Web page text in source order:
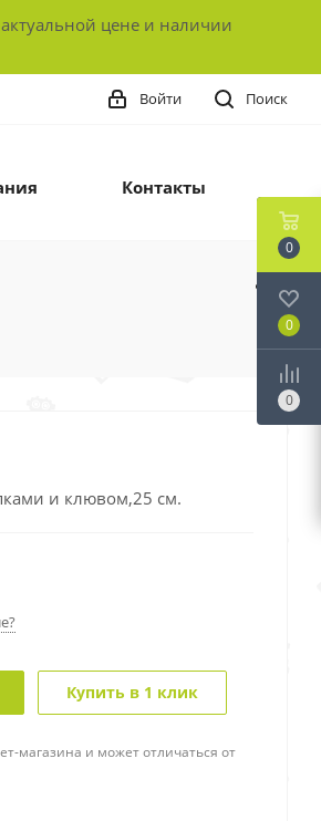
цене и наличии
Поиск
Войти
Контакты
и клювом,25 см.
Купить в 1 клик
магазина и может отличаться от
0
0
0